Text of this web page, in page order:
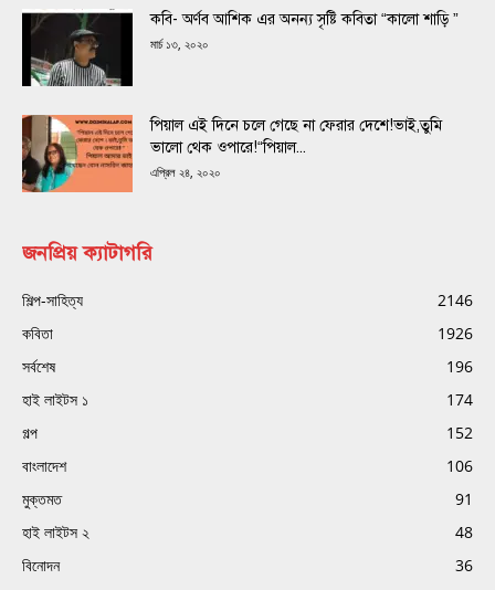
কবি- অর্ণব আশিক এর অনন্য সৃষ্টি কবিতা “কালো শাড়ি ”
মার্চ ১৩, ২০২০
পিয়াল এই দিনে চলে গেছে না ফেরার দেশে!ভাই,তুমি
ভালো থেক ওপারে!“পিয়াল...
এপ্রিল ২৪, ২০২০
জনপ্রিয় ক্যাটাগরি
শিল্প-সাহিত্য
2146
কবিতা
1926
সর্বশেষ
196
হাই লাইটস ১
174
গল্প
152
বাংলাদেশ
106
মুক্তমত
91
হাই লাইটস ২
48
বিনোদন
36